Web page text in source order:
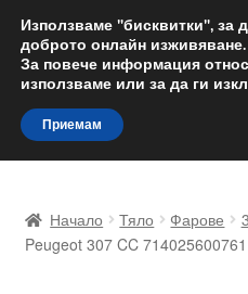
Доставка
Skip
to
navigation
Skip
to
content
Доставка по целия свят
Начало Тяло Фарове
Peugeot 307 CC
Използваме "бисквитки", за
доброто онлайн изживяване.
За повече информация
използваме или за да ги
Приемам